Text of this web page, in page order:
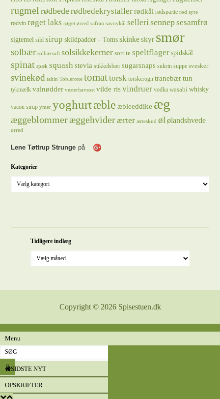
rugmel rødbederødbedekrystallerrødkål rødspætte rød syre
rødvin røget laks røget ørred safran savoykål sellerisennepsesamfrø
sigtemel sild sirup skildpadder - Toms skinke skyr smør
solbær solbærsaft solsikkekerner sort te speltflager spidskål
spinat spæk squash stevia stikkelsbær sugarsnaps sukrin suppe svesker
svinekød tahin Toblerone tomattorsk torskerogn tranebærtun
tykmælk valnødder vesterhavsost vilde ris vindruer vodka wasabi whisky
yacon sirup ymer yoghurtæble æbleeddike æg
æggeblommeræggehviderærter ærteskud øl ølandshvede
ørred
Lene Tøttrup Strunge på
Kategorier
Tidligere indlæg
Copyright © 2026 Spisestuen.dk
Menu
SIDSTE NYT
OPSKRIFTER